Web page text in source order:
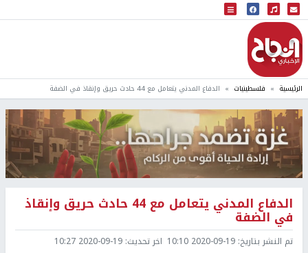
البث المباشر
إذاعة النجاح
الرئيسية فلسطينيات الدفاع المدني يتعامل مع 44 حادث حريق وإنقاذ في الضفة
الدفاع المدني يتعامل مع 44 حادث حريق وإنقاذ
في الضفة
تم النشر بتاريخ: 2020-09-19 10:10 اخر تحديث: 2020-09-19 10:27